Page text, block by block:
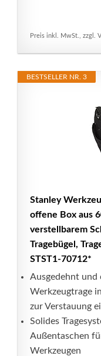
Preis inkl. MwSt., zzgl.
BESTSELLER NR. 3
Stanley
offene Box aus
verstellbarem
Tragebügel,
STST1-70712*
Ausgedehnt und
Werkzeugtrage
zur Verstauung
Solides
Außentaschen
Werkzeugen